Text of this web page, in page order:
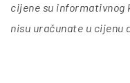
cijene su informativnog
nisu uračunate u cijenu